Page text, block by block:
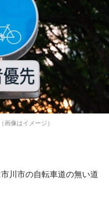
画像はイメージ）
川市の自転車道の無い道